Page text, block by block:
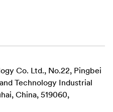
oznaczony liczbami
stopu. Pierścień
boczne
łatwą instalację i
Co. Ltd., No.22, Pingbei
Technology Industrial
China, 519060,